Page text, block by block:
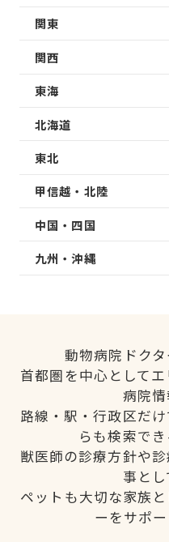
関東
関西
東海
北海道
東北
甲信越・北陸
中国・四国
九州・沖縄
動物病院ドクタ
首都圏を中心として
病院情
路線・駅・行政区だ
らも検索でき
獣医師の診療方針や
事とし
ペットも大切な家族
ーをサポー